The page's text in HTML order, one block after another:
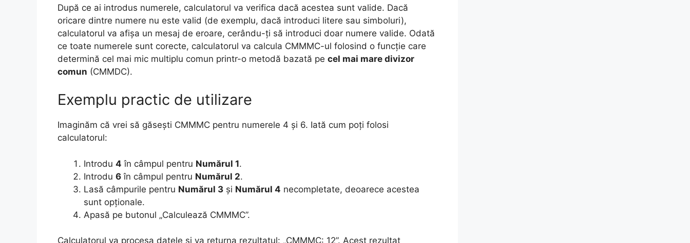
După ce ai introdus numerele, calculatorul va verifica dacă acestea sunt valide. Dacă
oricare dintre numere nu este valid (de exemplu, dacă introduci litere sau simboluri),
calculatorul va afișa un mesaj de eroare, cerându-ți să introduci doar numere valide. Odată
ce toate numerele sunt corecte, calculatorul va calcula CMMMC-ul folosind o funcție care
determină cel mai mic multiplu comun printr-o metodă bazată pe cel mai mare divizor
comun (CMMDC).
Exemplu practic de utilizare
Imaginăm că vrei să găsești CMMMC pentru numerele 4 și 6. Iată cum poți folosi
calculatorul:
Introdu 4 în câmpul pentru Numărul 1.
Introdu 6 în câmpul pentru Numărul 2.
Lasă câmpurile pentru Numărul 3 și Numărul 4 necompletate, deoarece acestea
sunt opționale.
Apasă pe butonul „Calculează CMMMC”.
Calculatorul va procesa datele și va returna rezultatul: „CMMMC: 12”. Acest rezultat